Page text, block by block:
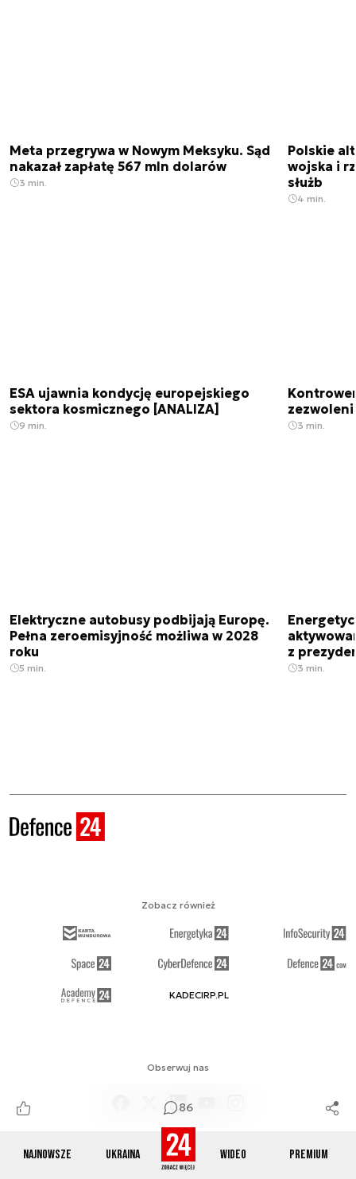
Najnowsze Ukraina Wideo Premium
86
Meta przegrywa w Nowym Meksyku. Sąd
nakazał zapłatę 567 mln dolarów
3 min.
Polskie
wojska i
służb
4 min.
ESA ujawnia kondycję europejskiego
sektora kosmicznego [ANALIZA]
9 min. 3 min.
Elektryczne autobusy podbijają Europę.
Pełna zeroemisyjność możliwa w 2028
roku
5 min.
z
3 min.
Obserwuj nas
Zobacz również
KADECIRP.PL